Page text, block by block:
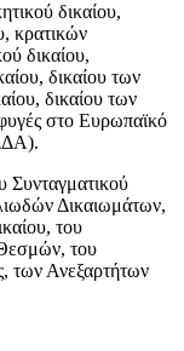
δικαίου,
κρατικών
δικαίου,
δικαίου των
δικαίου των
στο Ευρωπαϊκό
Συνταγματικού
Δικαιωμάτων,
του
του
των Ανεξαρτήτων